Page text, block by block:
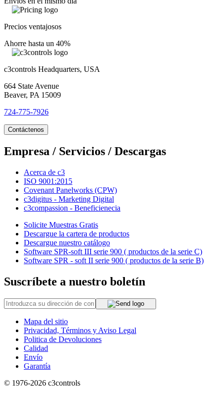
Precios ventajosos
Ahorre hasta un 40%
c3controls Headquarters, USA
664 State Avenue
Beaver, PA 15009
724-775-7926
Contáctenos
Empresa / Servicios / Descargas
Acerca de c3
ISO 9001:2015
Covenant Panelworks (CPW)
c3digitus - Marketing Digital
c3compassion - Beneficienecia
Solicite Muestras Gratis
Descargue la cartera de productos
Descargue nuestro catálogo
Software SPR-soft III serie 900 ( productos de la serie C)
Software SPR - soft II serie 900 ( productos de la serie B)
Suscríbete a nuestro boletín
Mapa del sitio
Privacidad, Términos y Aviso Legal
Politica de Devoluciones
Calidad
Envío
Garantía
© 1976-2026 c3controls